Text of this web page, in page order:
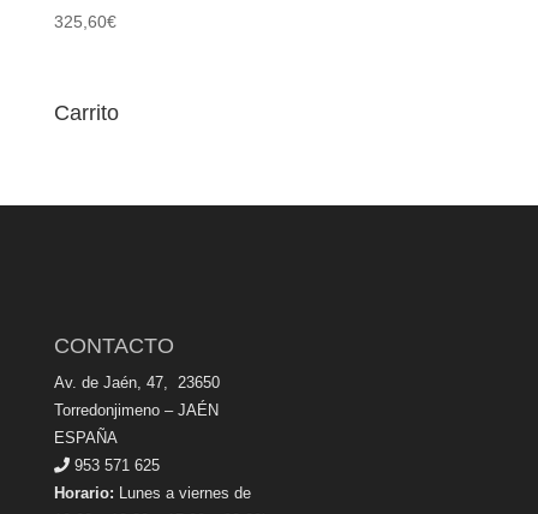
325,60€
Carrito
CONTACTO
Av. de Jaén, 47, 23650
Torredonjimeno – JAÉN
ESPAÑA
953 571 625
Horario: Lunes a viernes de